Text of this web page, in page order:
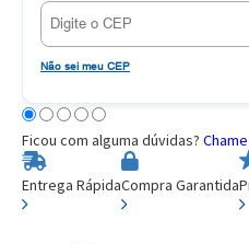
Não sei meu CEP
Ficou com alguma dúvidas?
Entrega RápidaCompra Garantida